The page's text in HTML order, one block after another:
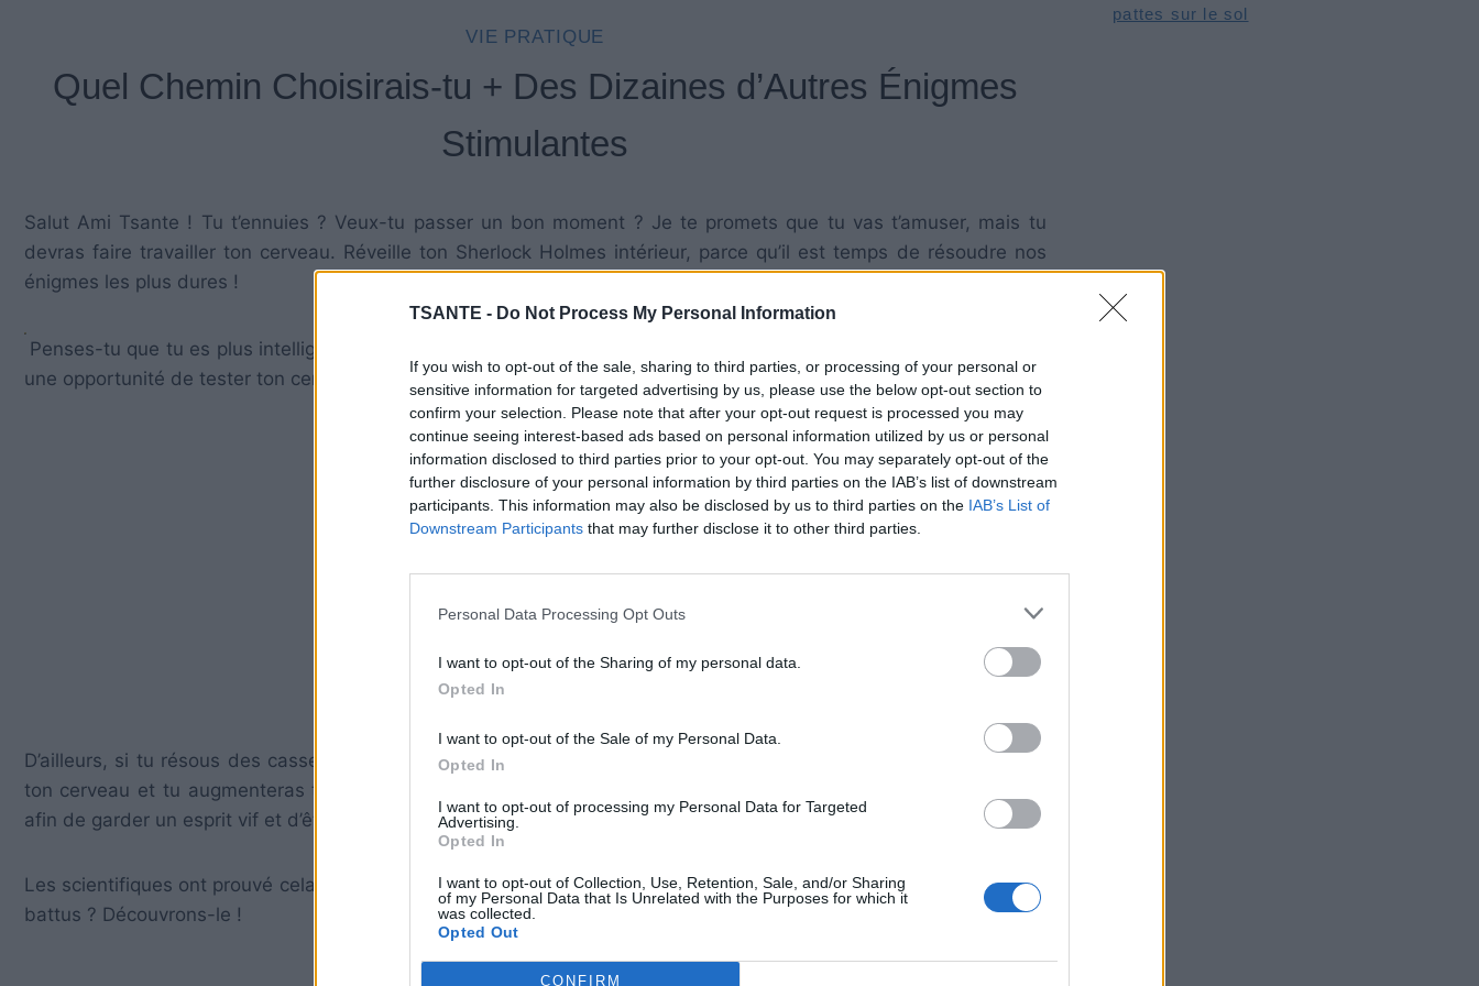
TSANTE - Do Not Process My Personal Information
If you wish to opt-out of the sale, sharing to third parties, or processing of your personal or
sensitive information for targeted advertising by us, please use the below opt-out section to
confirm your selection. Please note that after your opt-out request is processed you may
continue seeing interest-based ads based on personal information utilized by us or personal
information disclosed to third parties prior to your opt-out. You may separately opt-out of the
further disclosure of your personal information by third parties on the IAB’s list of downstream
participants. This information may also be disclosed by us to third parties on the IAB’s List of
Downstream Participants that may further disclose it to other third parties.
Personal Data Processing Opt Outs
I want to opt-out of the Sharing of my personal data.
Opted In
I want to opt-out of the Sale of my Personal Data.
Opted In
I want to opt-out of processing my Personal Data for Targeted
Advertising.
Opted In
I want to opt-out of Collection, Use, Retention, Sale, and/or Sharing
of my Personal Data that Is Unrelated with the Purposes for which it
was collected.
Opted Out
CONFIRM
VIE PRATIQUE
Quel Chemin Choisirais-tu + Des Dizaines d’Autres Énigmes
Stimulantes
Salut Ami Tsante ! Tu t’ennuies ? Veux-tu passer un bon moment ? Je te promets que tu vas t’amuser, mais tu
devras faire travailler ton cerveau. Réveille ton Sherlock Holmes intérieur, parce qu’il est temps de résoudre nos
énigmes les plus dures !
Penses-tu que tu es plus intelligent que les autres et que tu as une pensée logique exceptionnelle ? Eh bien, tu as
une opportunité de tester ton cerveau et tes compétences analytiques.
D’ailleurs, si tu résous des casse-têtes et des énigmes régulièrement, tu donneras un entraînement nécessaire à
ton cerveau et tu augmenteras ton niveau QI. Oui, ton cerveau a besoin d’entraînements, tout comme ton corps,
afin de garder un esprit vif et d’être rapidement plus intelligent.
Les scientifiques ont prouvé cela il y a bien longtemps ! Alors, peux-tu être très attentif et penser hors des sentiers
battus ? Découvrons-le !
pattes sur le sol